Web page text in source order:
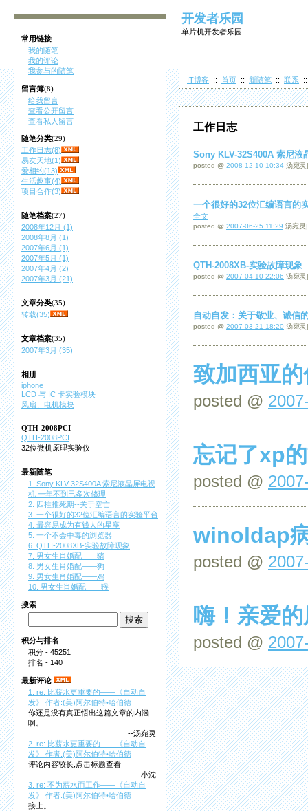
开发者乐园
单片机开发者乐园
IT博客 :: 首页 :: 新随笔 :: 联系
常用链接
我的随笔
我的评论
我参与的随笔
留言簿(8)
给我留言
查看公开留言
查看私人留言
随笔分类(29)
工作日志(8)
易友天地(1)
爱相约(13)
生活趣事(4)
项目合作(3)
随笔档案(27)
2008年12月 (1)
2008年8月 (1)
2007年6月 (1)
2007年5月 (1)
2007年4月 (2)
2007年3月 (21)
文章分类(35)
转载(35)
文章档案(35)
2007年3月 (35)
相册
iphone
LCD 与 IC 卡实验模块
风扇、电机模块
QTH-2008PCI
QTH-2008PCI
32位微机原理实验仪
最新随笔
1. Sony KLV-32S400A 索尼液晶屏电视
机 一年不到已多次修理
2. 四柱推死期--关于空亡
3. 一个很好的32位汇编语言的实验平台
4. 最容易成为有钱人的星座
5. 一个不会中毒的浏览器
6. QTH-2008XB-实验故障现象
7. 男女生肖婚配——猪
8. 男女生肖婚配——狗
9. 男女生肖婚配——鸡
10. 男女生肖婚配——猴
搜索
积分与排名
积分 - 45251
排名 - 140
最新评论
1. re: 比薪水更重要的——《自动自
发》 作者:(美)阿尔伯特•哈伯德
你还是没有真正悟出这篇文章的内涵
啊。
--汤宛灵
2. re: 比薪水更重要的——《自动自
发》 作者:(美)阿尔伯特•哈伯德
评论内容较长,点击标题查看
--小沈
3. re: 不为薪水而工作——《自动自
发》 作者:(美)阿尔伯特•哈伯德
接上。
工作日志
Sony KLV-32S400A 索尼液
posted @ 2008-12-10 10:34 汤宛
一个很好的32位汇编语言的
全文
posted @ 2007-06-25 11:29 汤宛
QTH-2008XB-实验故障现象
posted @ 2007-04-10 22:06 汤宛
自动自发：关于敬业、诚信
posted @ 2007-03-21 18:20 汤宛
致加西亚
posted @
忘记了xp
posted @
winoldap
posted @
嗨！亲爱
posted @